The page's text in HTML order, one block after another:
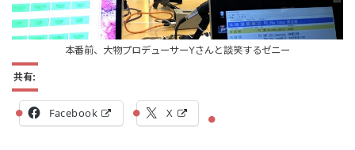
本番前、大物プロデューサーYさんと談笑するゼニー
共有:
Facebook X